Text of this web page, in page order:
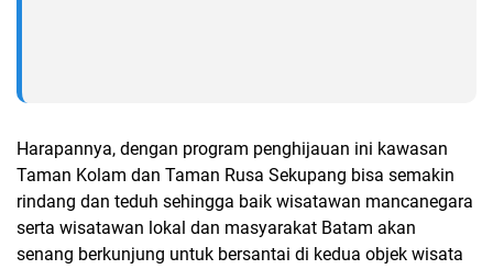
Harapannya, dengan program penghijauan ini kawasan
Taman Kolam dan Taman Rusa Sekupang bisa semakin
rindang dan teduh sehingga baik wisatawan mancanegara
serta wisatawan lokal dan masyarakat Batam akan
senang berkunjung untuk bersantai di kedua objek wisata